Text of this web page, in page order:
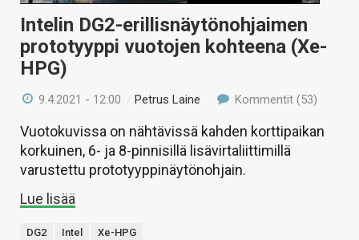
Intelin DG2-erillisnäytönohjaimen
prototyyppi vuotojen kohteena (Xe-
HPG)
9.4.2021 - 12:00 /Petrus Laine Kommentit (53)
Vuotokuvissa on nähtävissä kahden korttipaikan
korkuinen, 6- ja 8-pinnisillä lisävirtaliittimillä
varustettu prototyyppinäytönohjain.
Lue lisää
DG2 Intel Xe-HPG